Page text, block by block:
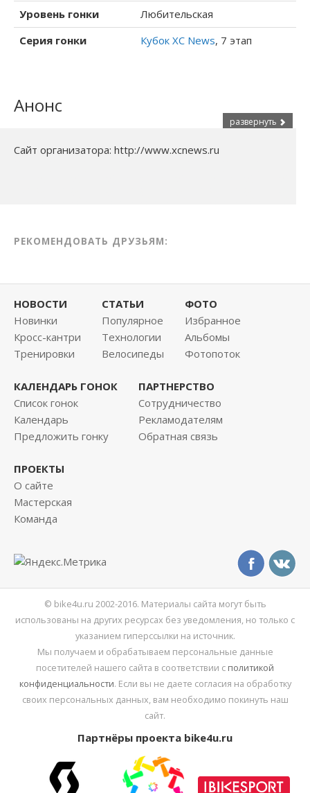
Уровень гонки
Любительская
Серия гонки
Кубок XC News, 7 этап
Анонс
развернуть
Сайт организатора: http://www.xcnews.ru
РЕКОМЕНДОВАТЬ ДРУЗЬЯМ:
НОВОСТИ
Новинки
Кросс-кантри
Тренировки
СТАТЬИ
Популярное
Технологии
Велосипеды
ФОТО
Избранное
Альбомы
Фотопоток
КАЛЕНДАРЬ ГОНОК
Список гонок
Календарь
Предложить гонку
ПАРТНЕРСТВО
Сотрудничество
Рекламодателям
Обратная связь
ПРОЕКТЫ
О сайте
Мастерская
Команда
© bike4u.ru 2002-2016. Материалы сайта могут быть
использованы на других ресурсах без уведомления, но только с
указанием гиперссылки на источник.
Мы получаем и обрабатываем персональные данные
посетителей нашего сайта в соответствии с политикой
конфиденциальности. Если вы не даете согласия на обработку
своих персональных данных, вам необходимо покинуть наш
сайт.
Партнёры проекта bike4u.ru